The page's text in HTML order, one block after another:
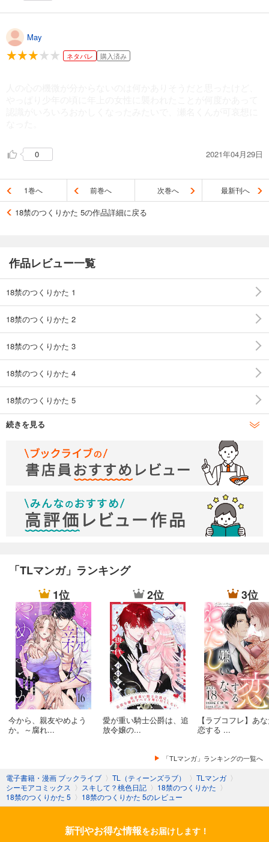
May
ネタバレ 購入済み
0 2021年04月29日
1巻へ 前巻へ 次巻へ 最新刊へ
18禁のつくりかた 5の作品詳細に戻る
作品レビュー一覧
18禁のつくりかた 1
18禁のつくりかた 2
18禁のつくりかた 3
18禁のつくりかた 4
18禁のつくりかた 5
18禁のつくりかた 6
18禁のつくりかた 7
18禁のつくりかた 8
18禁のつくりかた 9
18禁のつくりかた 10
18禁のつくりかた 11
18禁のつくりかた 12
18禁のつくりかた 13
18禁のつくりかた 14
18禁のつくりかた 15
18禁のつくりかた 16
18禁のつくりかた 17
18禁のつくりかた 19
18禁のつくりかた 20
18禁のつくりかた 21
続きを見る
「TLマンガ」ランキング
1位
今から、親友やめよう
か。～腐れ...
2位
愛が重い騎士公爵は、追
放令嬢の...
3位
【ラブコフレ】あ
恋する ...
「TLマンガ」ランキングの一覧へ
電子書籍・漫画 ブックライブ 〉 TL（ティーンズラブ） 〉 TLマンガ 〉
シーモアコミックス 〉 スキして？桃色日記 〉 18禁のつくりかた 〉
18禁のつくりかた 5 〉 18禁のつくりかた 5のレビュー
新刊やお得な情報をお届けします！